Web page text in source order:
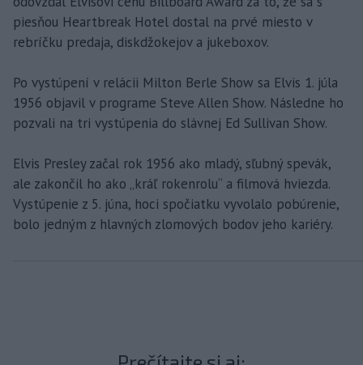
piesňou Heartbreak Hotel dostal na prvé miesto v
rebríčku predaja, diskdžokejov a jukeboxov.
Po vystúpení v relácii Milton Berle Show sa Elvis 1. júla
1956 objavil v programe Steve Allen Show. Následne ho
pozvali na tri vystúpenia do slávnej Ed Sullivan Show.
Elvis Presley začal rok 1956 ako mladý, sľubný spevák,
ale zakončil ho ako „kráľ rokenrolu“ a filmová hviezda.
Vystúpenie z 5. júna, hoci spočiatku vyvolalo pobúrenie,
bolo jedným z hlavných zlomových bodov jeho kariéry.